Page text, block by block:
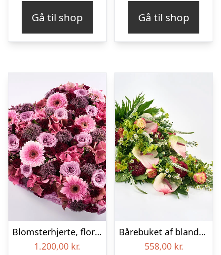
Gå til shop Gå til shop
Blomsterhjerte, floristens valg – Blomster til begravelse
1.200,00 kr.
Bårebuket af blandede blomster – Blomster til begravelse
558,00 kr.